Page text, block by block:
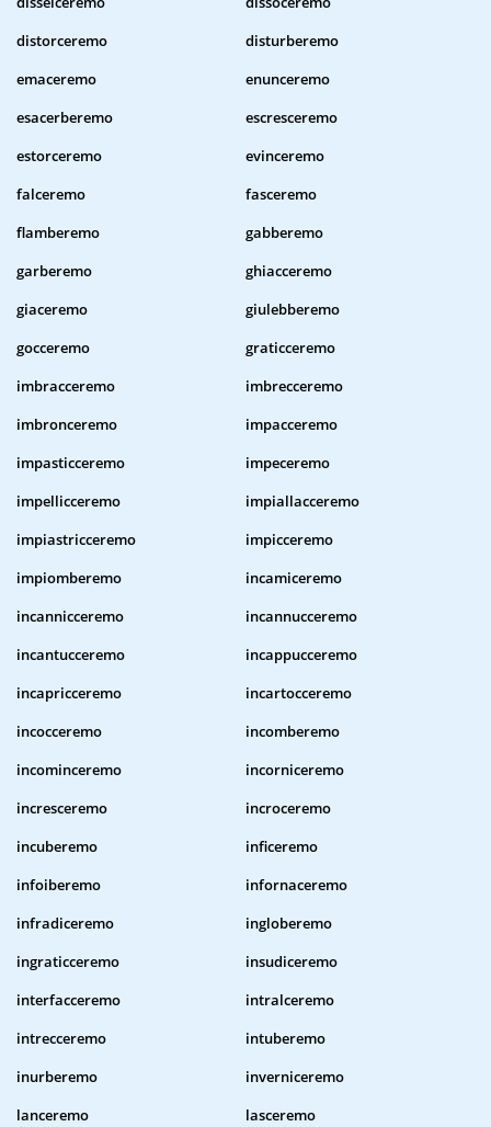
distorceremo
disturberemo
emaceremo
enunceremo
esacerberemo
escresceremo
estorceremo
evinceremo
falceremo
fasceremo
flamberemo
gabberemo
garberemo
ghiacceremo
giaceremo
giulebberemo
gocceremo
graticceremo
imbracceremo
imbrecceremo
imbronceremo
impacceremo
impasticceremo
impeceremo
impellicceremo
impiallacceremo
impiastricceremo
impicceremo
impiomberemo
incamiceremo
incannicceremo
incannucceremo
incantucceremo
incappucceremo
incapricceremo
incartocceremo
incocceremo
incomberemo
incominceremo
incorniceremo
incresceremo
incroceremo
incuberemo
inficeremo
infoiberemo
infornaceremo
infradiceremo
ingloberemo
ingraticceremo
insudiceremo
interfacceremo
intralceremo
intrecceremo
intuberemo
inurberemo
inverniceremo
lanceremo
lasceremo